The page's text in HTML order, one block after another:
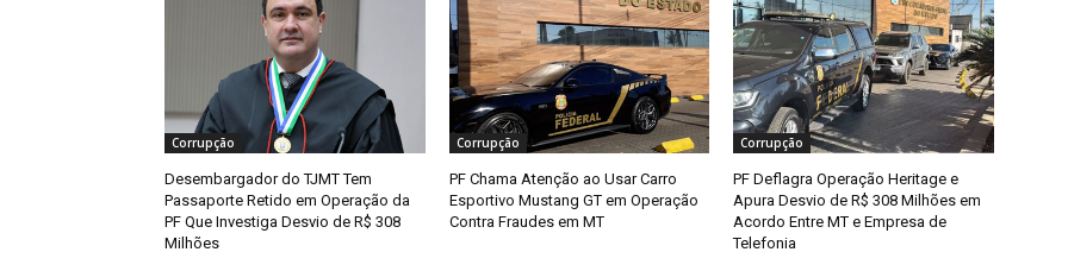
Corrupção
Desembargador do TJMT Tem
Passaporte Retido em Operação da
PF Que Investiga Desvio de R$ 308
Milhões
Corrupção
PF Chama Atenção ao Usar Carro
Esportivo Mustang GT em Operação
Contra Fraudes em MT
Corrupção
PF Deflagra Operação Heritage e
Apura Desvio de R$ 308 Milhões em
Acordo Entre MT e Empresa de
Telefonia